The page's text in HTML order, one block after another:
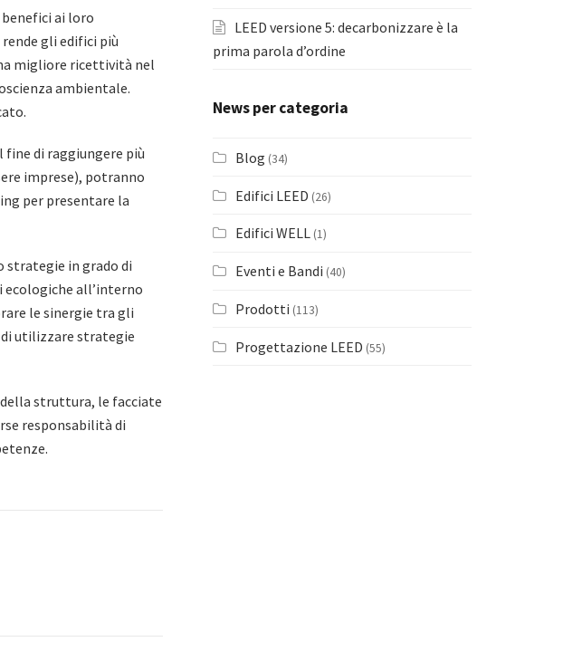
ai loro
gli edifici più
migliore ricettività nel
ambientale.
di raggiungere più
imprese), potranno
per presentare la
strategie in grado di
ecologiche all’interno
le sinergie tra gli
utilizzare strategie
struttura, le facciate
responsabilità di
LEED versione 5: decarbonizzare è la
prima parola d’ordine
News per categoria
Blog (34)
Edifici LEED (26)
Edifici WELL (1)
Eventi e Bandi (40)
Prodotti (113)
Progettazione LEED (55)